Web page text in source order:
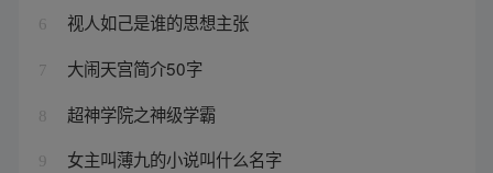
6 视人如己是谁的思想主张
7 大闹天宫简介50字
8 超神学院之神级学霸
9 女主叫薄九的小说叫什么名字